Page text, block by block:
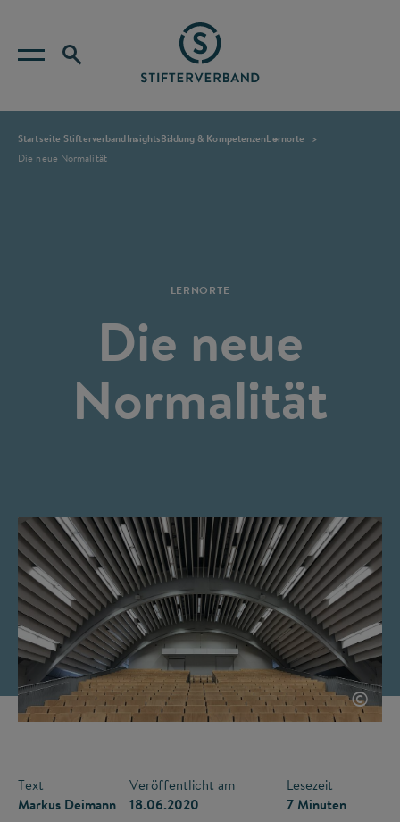
Startseite StifterverbandInsightsBildung & KompetenzenLernorte
Die neue Normalität
LERNORTE
Die neue
Normalität
©
Text
Markus Deimann
Veröffentlicht am
18.06.2020
Lesezeit
7 Minuten